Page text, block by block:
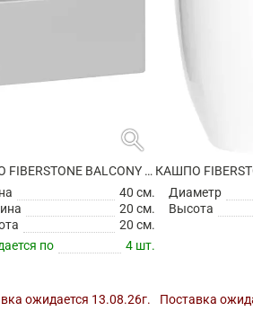
search
КАШПО FIBERSTONE BALCONY XS MATT WHITE
40 см.
20 см.
20 см.
по
4 шт.
ожидается 13.08.26г.
Диаметр
Высота
Поставка